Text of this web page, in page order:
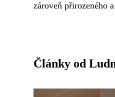
zároveň přirozeného
Články od